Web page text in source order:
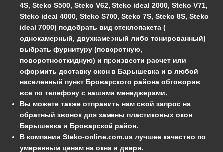
4S, Steko S500, Steko V62, Steko ideal 2000, Steko V71,
Steko ideal 4000, Steko S700, Steko 7S, Steko 8S, Steko
ideal 7000) подобрать вид стеклопакета (
однокамерный, двухкамерный либо тонированный)
выбрать фурнитуру (поворотную,
поворотнооткидную) и произвести расчет или
оформить доставку окон в Барышевка и в любой
населенный пункт Броварского района обговорив
все по телефону с нашими менеджерами.
Вы можете также отправить нам свой запрос на
обратный звонок для замены пластиковых окон
Барышевка и Броварской район.
В компании Steko-online.com.ua лучшее качество по
умеренным ценам на окна и двери.